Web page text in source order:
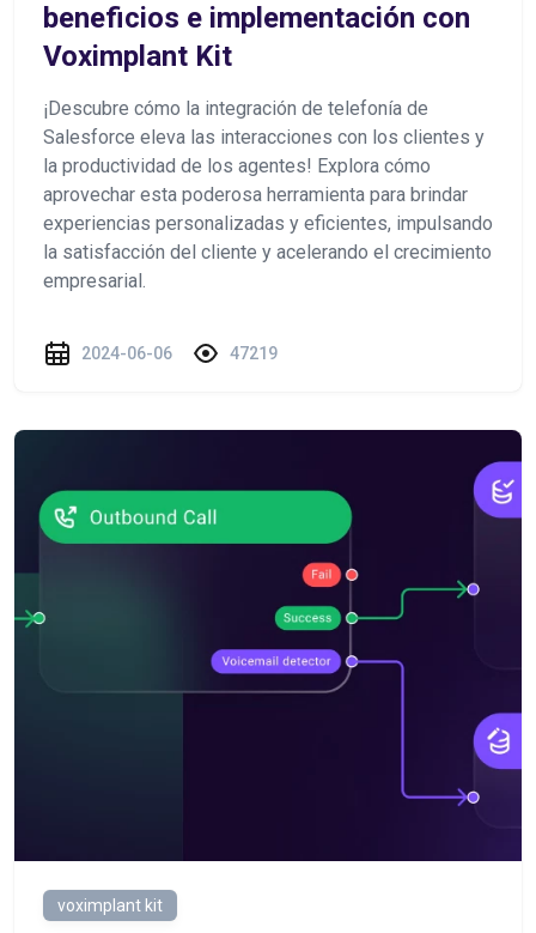
beneficios e implementación con
Voximplant Kit
¡Descubre cómo la integración de telefonía de
Salesforce eleva las interacciones con los clientes y
la productividad de los agentes! Explora cómo
aprovechar esta poderosa herramienta para brindar
experiencias personalizadas y eficientes, impulsando
la satisfacción del cliente y acelerando el crecimiento
empresarial.
2024-06-06 47219
voximplant kit